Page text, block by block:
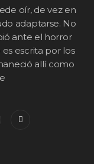
oír, de vez en
adaptarse. No
ante el horror
escrita por los
allí como